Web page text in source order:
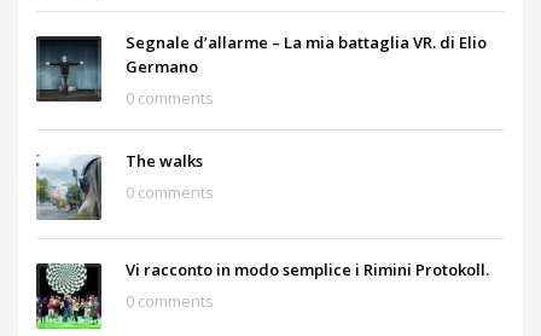
Segnale d’allarme – La mia battaglia VR. di Elio
Germano
0 comments
The walks
0 comments
Vi racconto in modo semplice i Rimini Protokoll.
0 comments